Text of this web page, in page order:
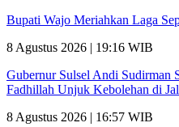
Bupati Wajo Meriahkan Laga
8 Agustus 2026 | 19:16 WIB
Gubernur Sulsel Andi Sudirman
Fadhillah Unjuk Kebolehan di
8 Agustus 2026 | 16:57 WIB